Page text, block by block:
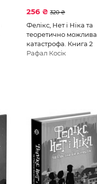
256 ₴ 320 ₴
Фелікс, Нет і Ніка та
теоретично можлива
катастрофа. Книга 2
Рафал Косік